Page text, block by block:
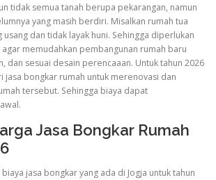
tidak semua tanah berupa pekarangan, namun
yang masih berdiri. Misalkan rumah tua
usang dan tidak layak huni. Sehingga diperlukan
memudahkan pembangunan rumah baru
dan sesuai desain perencaaan. Untuk tahun 2026
jasa bongkar rumah untuk merenovasi dan
tersebut. Sehingga biaya dapat
Jasa Bongkar Rumah
jasa bongkar yang ada di Jogja untuk tahun